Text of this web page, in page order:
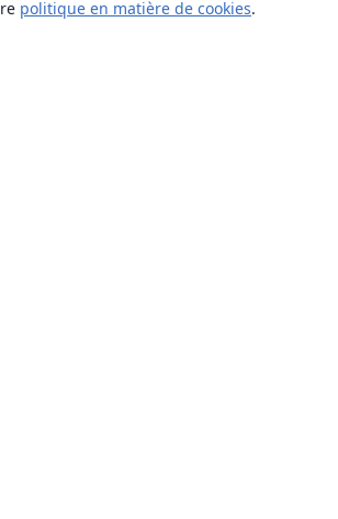
politique en matière de cookies.